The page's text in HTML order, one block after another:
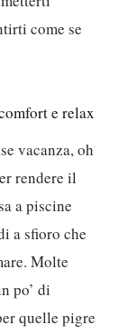
come se
e relax
vacanza, oh
rendere il
a piscine
a sfioro che
Molte
po’ di
quelle pigre